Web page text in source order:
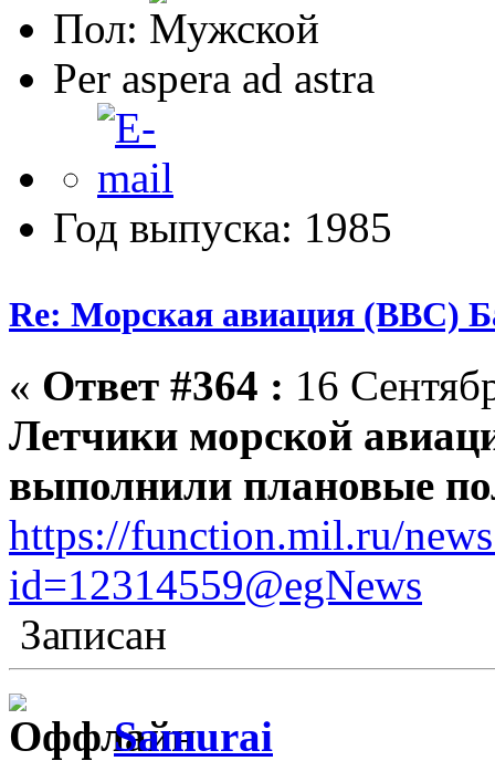
Пол:
Per aspera ad astra
Год выпуска: 1985
Re: Морская авиация (ВВС)
« Ответ #364 : 16
Летчики морской
выполнили плановые
https://function.mil.ru/
id=12314559@egNews
Записан
Samurai